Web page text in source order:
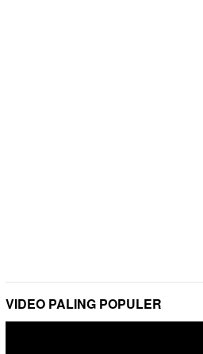
VIDEO PALING POPULER